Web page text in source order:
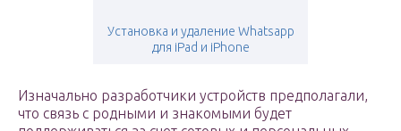
Установка и удаление Whatsapp
для iPad и iPhone
Изначально разработчики устройств предполагали,
что связь с родными и знакомыми будет